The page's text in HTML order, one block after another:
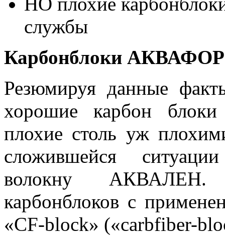
службы
Карбонблоки АКВАФОР
Резюмируя данные
хорошие карбон
плохие столь уж
сложившейся
волокну АКВАЛЕН.
карбонблоков с
«CF-block» («carbfiber-